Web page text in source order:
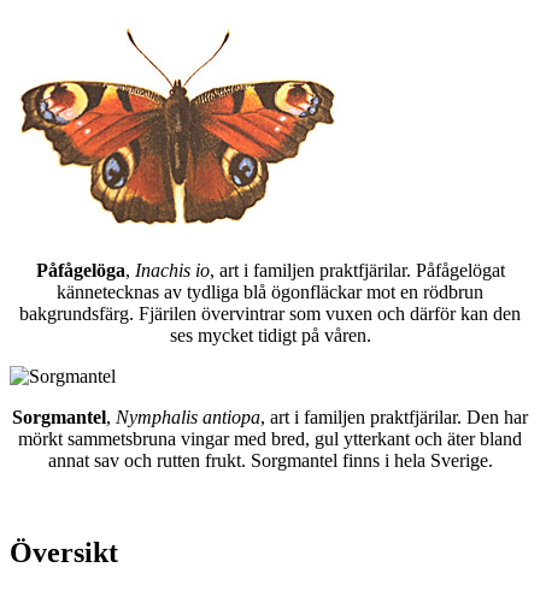
Påfågelöga, Inachis io, art i familjen praktfjärilar. Påfågelögat
kännetecknas av tydliga blå ögonfläckar mot en rödbrun
bakgrundsfärg. Fjärilen övervintrar som vuxen och därför kan den
ses mycket tidigt på våren.
Sorgmantel, Nymphalis antiopa, art i familjen praktfjärilar. Den har
mörkt sammetsbruna vingar med bred, gul ytterkant och äter bland
annat sav och rutten frukt. Sorgmantel finns i hela Sverige.
Översikt